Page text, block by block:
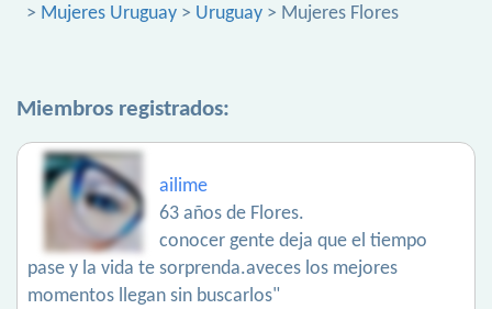
> Mujeres Uruguay > Uruguay > Mujeres Flores
Miembros registrados:
ailime
63 años de Flores.
conocer gente deja que el tiempo
pase y la vida te sorprenda.aveces los mejores
momentos llegan sin buscarlos"